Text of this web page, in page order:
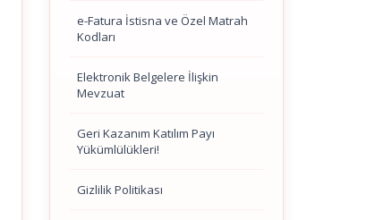
e-Fatura İstisna ve Özel Matrah
Kodları
Elektronik Belgelere İlişkin
Mevzuat
Geri Kazanım Katılım Payı
Yükümlülükleri!
Gizlilik Politikası